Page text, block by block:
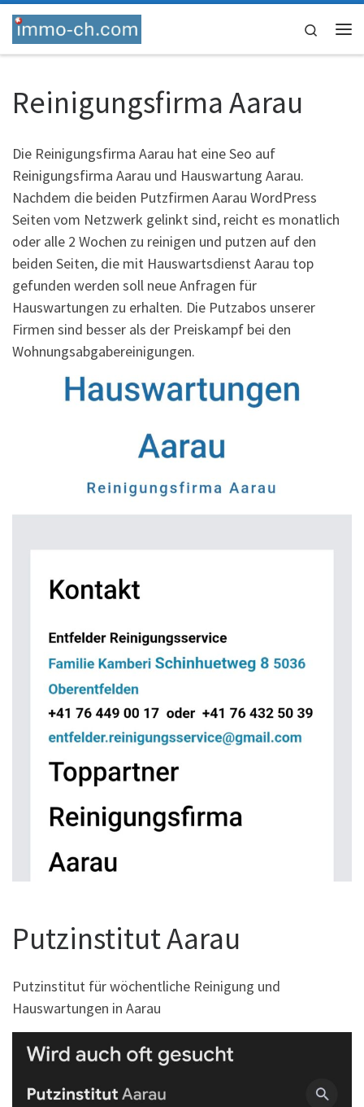
Skip to content
Search
Reinigungsfirma Aarau
Die Reinigungsfirma Aarau hat eine Seo auf
Reinigungsfirma Aarau und Hauswartung Aarau.
Nachdem die beiden Putzfirmen Aarau WordPress
Seiten vom Netzwerk gelinkt sind, reicht es monatlich
oder alle 2 Wochen zu reinigen und putzen auf den
beiden Seiten, die mit Hauswartsdienst Aarau top
gefunden werden soll neue Anfragen für
Hauswartungen zu erhalten. Die Putzabos unserer
Firmen sind besser als der Preiskampf bei den
Wohnungsabgabereinigungen.
Putzinstitut Aarau
Putzinstitut für wöchentliche Reinigung und
Hauswartungen in Aarau